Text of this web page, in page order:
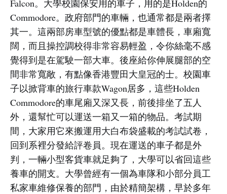
Falcon。大學校園保安用的車子，用的是Holden的
Commodore。政府部門的車輛，也通常都是兩者擇
其一。這兩部房車型號的優點都是車體長，車廂寬
闊，而且操控調校得非常容易輕盈，令你絲毫不感
覺得到是在駕駛一部大車。後座給你伸展腿部的空
間非常寬敞，有點像香港豐田大皇冠的士。校園車
子以掀背車的旅行車款Wagon居多，這些Holden
Commodore的車尾廂又深又長，前後排坐了五人
外，還幫忙可以運送一箱又一箱的物品。考試期
間，大家用它來搬運用大白布袋盛載的考試試卷，
回到系裡分發給評卷員。現在運送的車子都是外
判，一輛小型客貨車就足夠了，大學可以省回這些
養車的開支。大學曾經有一個為車隊和小部分員工
私家車維修保養的部門，由於精簡架構，早於多年